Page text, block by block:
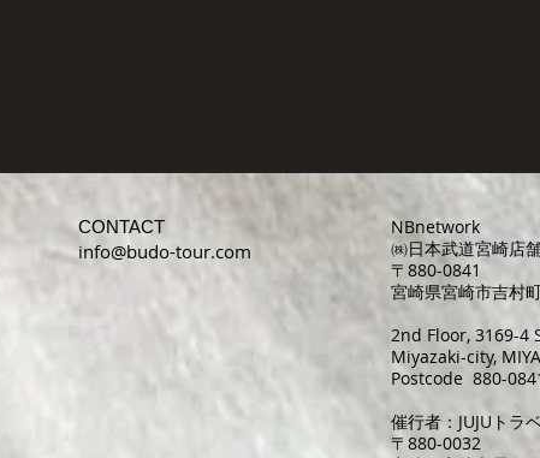
CONTACT
info@budo-tour.com
NBnetwork
㈱日本武道宮崎店
〒880-0841
宮崎県宮崎市吉村
2nd Floor, 3169-
Miyazaki-city,
Postcode 880-
催行者：JUJUトラ
〒880-0032